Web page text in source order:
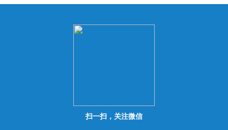
扫一扫，关注微信